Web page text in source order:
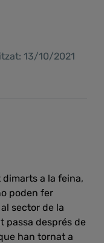
13/10/2021
a la feina,
poden fer
sector de la
passa després de
han tornat a